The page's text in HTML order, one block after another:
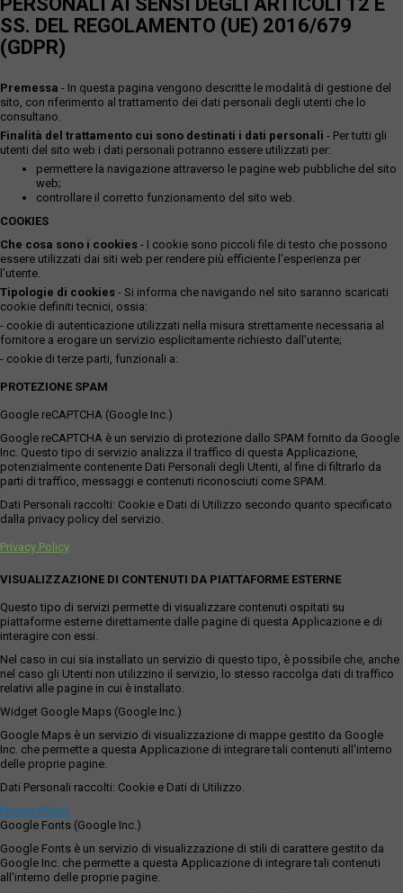
SS. DEL REGOLAMENTO (UE) 2016/679
(GDPR)
Premessa - In questa pagina vengono descritte le modalità di gestione del
sito, con riferimento al trattamento dei dati personali degli utenti che lo
consultano.
Finalità del trattamento cui sono destinati i dati personali - Per tutti gli
utenti del sito web i dati personali potranno essere utilizzati per:
permettere la navigazione attraverso le pagine web pubbliche del sito
web;
controllare il corretto funzionamento del sito web.
COOKIES
Che cosa sono i cookies - I cookie sono piccoli file di testo che possono
essere utilizzati dai siti web per rendere più efficiente l'esperienza per
l'utente.
Tipologie di cookies - Si informa che navigando nel sito saranno scaricati
cookie definiti tecnici, ossia:
- cookie di autenticazione utilizzati nella misura strettamente necessaria al
fornitore a erogare un servizio esplicitamente richiesto dall'utente;
- cookie di terze parti, funzionali a:
PROTEZIONE SPAM
Google reCAPTCHA (Google Inc.)
Google reCAPTCHA è un servizio di protezione dallo SPAM fornito da Google
Inc. Questo tipo di servizio analizza il traffico di questa Applicazione,
potenzialmente contenente Dati Personali degli Utenti, al fine di filtrarlo da
parti di traffico, messaggi e contenuti riconosciuti come SPAM.
Dati Personali raccolti: Cookie e Dati di Utilizzo secondo quanto specificato
dalla privacy policy del servizio.
Privacy Policy
VISUALIZZAZIONE DI CONTENUTI DA PIATTAFORME ESTERNE
Questo tipo di servizi permette di visualizzare contenuti ospitati su
piattaforme esterne direttamente dalle pagine di questa Applicazione e di
interagire con essi.
Nel caso in cui sia installato un servizio di questo tipo, è possibile che, anche
nel caso gli Utenti non utilizzino il servizio, lo stesso raccolga dati di traffico
relativi alle pagine in cui è installato.
Widget Google Maps (Google Inc.)
Google Maps è un servizio di visualizzazione di mappe gestito da Google
Inc. che permette a questa Applicazione di integrare tali contenuti all'interno
delle proprie pagine.
Dati Personali raccolti: Cookie e Dati di Utilizzo.
Privacy Policy
Google Fonts (Google Inc.)
Google Fonts è un servizio di visualizzazione di stili di carattere gestito da
Google Inc. che permette a questa Applicazione di integrare tali contenuti
all'interno delle proprie pagine.